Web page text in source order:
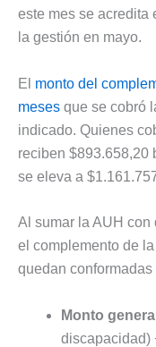
este mes se acredita
la gestión en mayo.
El monto del
meses que se cobró
indicado. Quienes
reciben $893.658,20
se eleva a
Al sumar la AUH con
el complemento de
quedan
Monto
discapacidad)